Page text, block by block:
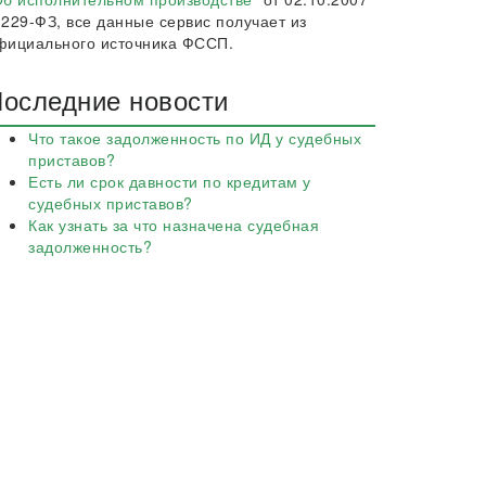
ФЗ, все данные сервис получает из
источника ФССП.
новости
Что такое задолженность по ИД у судебных
приставов?
Есть ли срок давности по кредитам у
судебных приставов?
Как узнать за что назначена судебная
задолженность?